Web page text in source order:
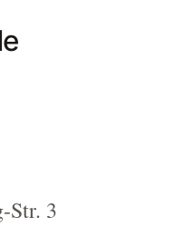
Str. 3